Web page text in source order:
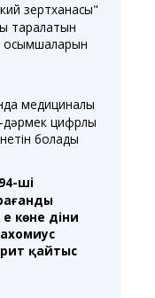
зертханасы"
таралатын
қосымшаларын
медициналық
цифрлық
болады
94-ші
көне діни
қайтыс